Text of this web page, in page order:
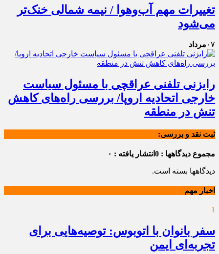
تغییرات مهم آب‌وهوا / نیمه شمالی خنک‌تر
می‌شود
۰۷ مرداد
رایزنی تلفنی عراقچی با مسئول سیاست
خارجی اتحادیه اروپا/ بررسی راه‌های کاهش
تنش در منطقه
ثبت نقد و بررسی:
مجموع دیدگاهها : 0 انتشار یافته : ۰
دیدگاهها بسته است.
اخبار مهم
1
سفر بانوان با اتوبوس: توصیه‌هایی برای
تجربه‌ای ایمن